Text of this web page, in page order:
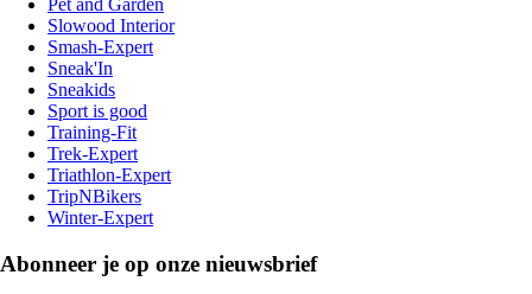
Pet and Garden
Slowood Interior
Smash-Expert
Sneak'In
Sneakids
Sport is good
Training-Fit
Trek-Expert
Triathlon-Expert
TripNBikers
Winter-Expert
Abonneer je op onze nieuwsbrief